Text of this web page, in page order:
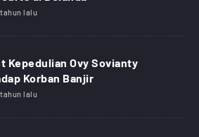
lalu
Kepedulian Ovy Sovianty
Korban Banjir
lalu